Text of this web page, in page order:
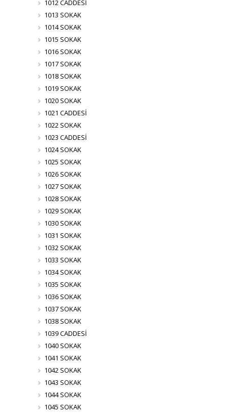
1012 CADDESİ
1013 SOKAK
1014 SOKAK
1015 SOKAK
1016 SOKAK
1017 SOKAK
1018 SOKAK
1019 SOKAK
1020 SOKAK
1021 CADDESİ
1022 SOKAK
1023 CADDESİ
1024 SOKAK
1025 SOKAK
1026 SOKAK
1027 SOKAK
1028 SOKAK
1029 SOKAK
1030 SOKAK
1031 SOKAK
1032 SOKAK
1033 SOKAK
1034 SOKAK
1035 SOKAK
1036 SOKAK
1037 SOKAK
1038 SOKAK
1039 CADDESİ
1040 SOKAK
1041 SOKAK
1042 SOKAK
1043 SOKAK
1044 SOKAK
1045 SOKAK